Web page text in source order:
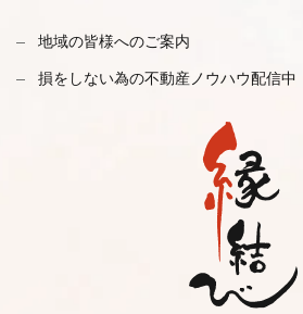
地域の皆様へのご案内
損をしない為の不動産ノウハウ配信中